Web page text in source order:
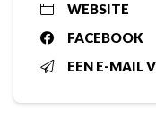
WEBSITE
FACEBOOK
EEN E-MAIL